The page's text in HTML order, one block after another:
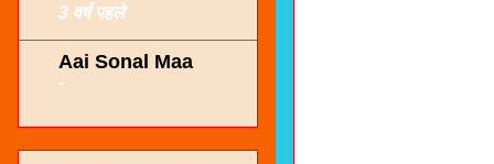
3 वर्ष पहले
Aai Sonal Maa
-